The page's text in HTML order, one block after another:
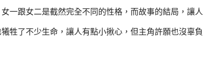
一跟女二是截然完全不同的性格，而故事的結局，讓
牲了不少生命，讓人有點小揪心，但主角許願也沒辜